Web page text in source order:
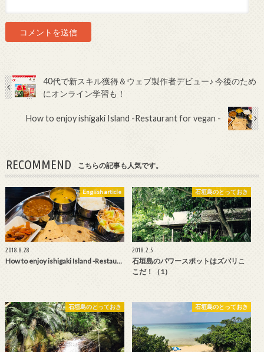
40代で新スキル獲得＆ウェブ製作者デビュー♪ 今後のため
にオンライン学習も！
How to enjoy ishigaki Island -Restaurant for vegan -
RECOMMEND こちらの記事も人気です。
English article
2018.8.28
How to enjoy ishigaki Island -Restau…
石垣島のとっておき
2018.2.5
石垣島のパワースポットはズバリこ
こだ！（1）
石垣島のとっておき 石垣島のとっておき